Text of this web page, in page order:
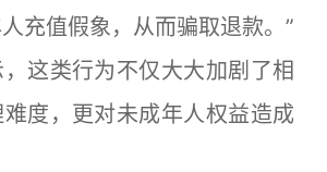
充值假象，从而骗取退款。”
这类行为不仅大大加剧了相
度，更对未成年人权益造成